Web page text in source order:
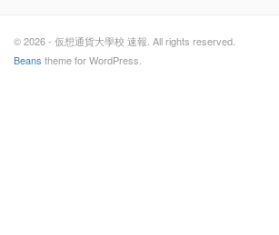
© 2026 - 仮想通貨大學校 速報. All rights reserved.
Beans theme for WordPress.